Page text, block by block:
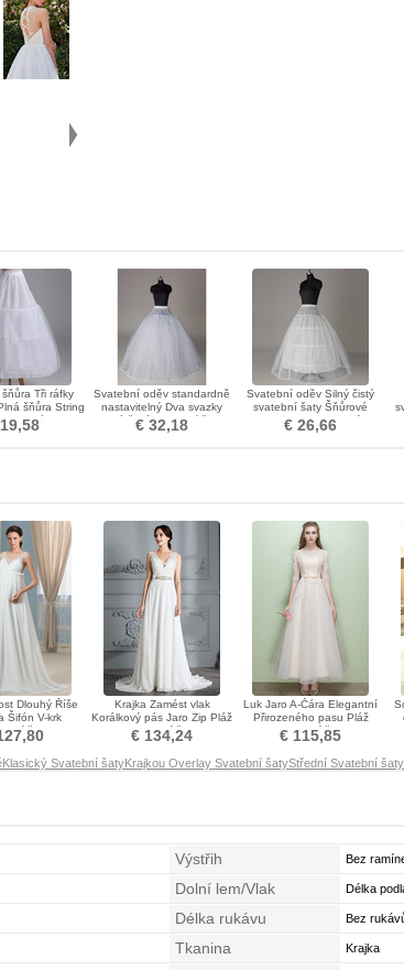
Tři ráfky
šňůra String
Svatební oděv standardně
nastavitelný Dva svazky
silné čisté svatební šaty
€ 32,18
Svatební oděv Silný čistý
svatební šaty Šňůrové
ozdoby Standardní
€ 26,66
Dlouhý Říše
Šifón V-krk
šaty
Krajka Zamést vlak
Korálkový pás Jaro Zip Pláž
Svatební šaty
€ 134,24
Luk Jaro A-Čára Elegantní
Přirozeného pasu Pláž
Svatební šaty
€ 115,85
Klasický Svatební šatyKrajkou Overlay Svatební šatyStřední Svatební šaty
Výstřih Bez
Dolní lem/Vlak Délka
Délka rukávu Bez
Tkanina Krajka